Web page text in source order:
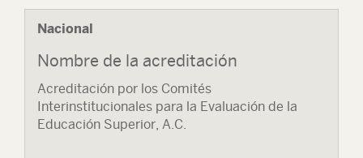
Nacional
Nombre de la acreditación
Acreditación por los Comités
Interinstitucionales para la Evaluación de la
Educación Superior, A.C.